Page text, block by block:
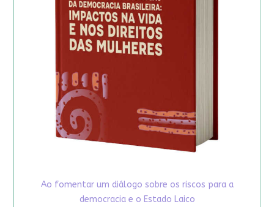
Ao fomentar um diálogo sobre os riscos para a
democracia e o Estado Laico